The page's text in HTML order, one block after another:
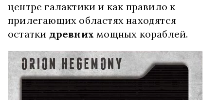
центре галактики и как правило к
прилегающих областях находятся
остатки древних мощных кораблей.